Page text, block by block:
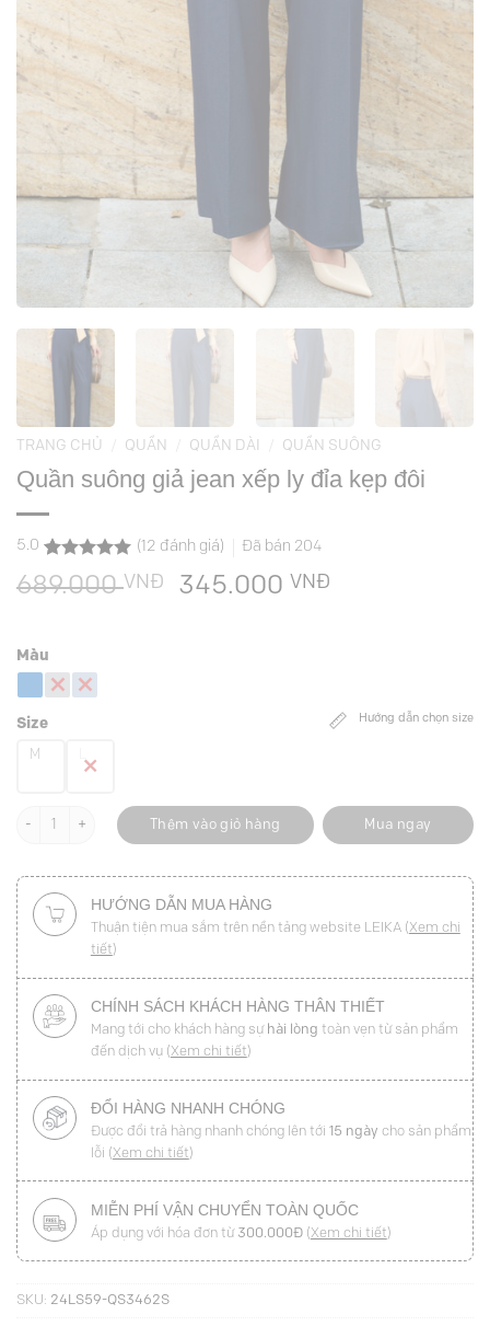
TRANG CHỦ QUẦN QUẦN DÀI QUẦN SUÔNG
Quần suông giả jean xếp ly đỉa kẹp đôi
5.0
5.0
trên 5
dựa trên
12
(12 đánh giá) Đã bán 204
689.000VNĐ
Giá
345.000 VNĐ
Hướng dẫn chọn size
Màu
Size
M
Quần suông giả jean xếp ly đỉa kẹp đôi số lượng
Thêm vào giỏ hàng Mua ngay
HƯỚNG DẪN MUA HÀNG
Thuận tiện mua sắm trên nền tảng website LEIKA (Xem chi
tiết)
CHÍNH SÁCH KHÁCH HÀNG THÂN THIẾT
Mang tới cho khách hàng sự hài lòng toàn vẹn từ sản phẩm
đến dịch vụ (Xem chi tiết)
ĐỔI HÀNG NHANH CHÓNG
Được đổi trả hàng nhanh chóng lên tới 15 ngày cho sản phẩm
lỗi (Xem chi tiết)
MIỄN PHÍ VẬN CHUYỂN TOÀN QUỐC
Áp dụng với hóa đơn từ 300.000Đ(Xem chi tiết)
SKU: 24LS59-QS3462S